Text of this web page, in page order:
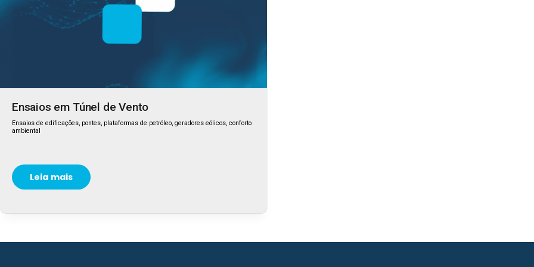
Ensaios em Túnel de Vento
Ensaios de edificações, pontes, plataformas de petróleo, geradores eólicos, conforto
ambiental
Leia mais